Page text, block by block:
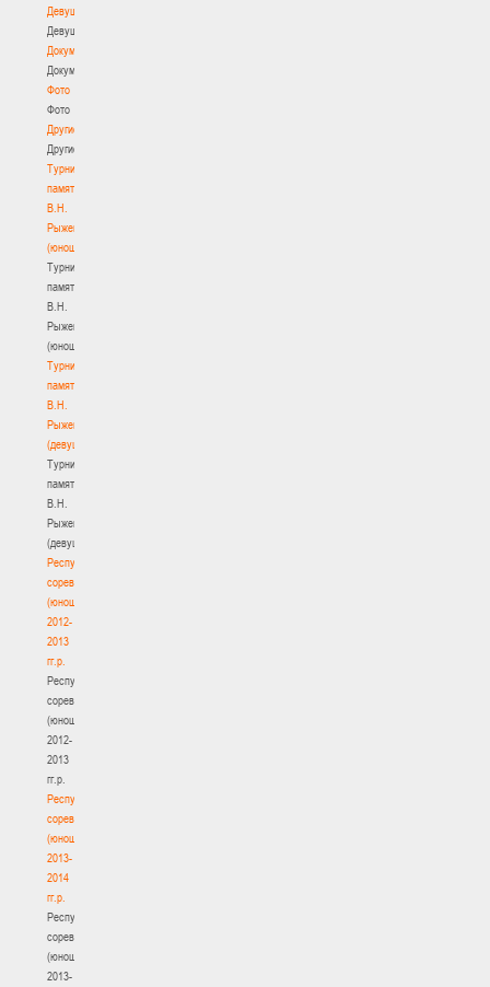
Девушки
Девушки
Документы
Документы
Фото
Фото
Другие
Другие
Турнир
памяти
В.Н.
Рыженкова
(юноши)
Турнир
памяти
В.Н.
Рыженкова
(юноши)
Турнир
памяти
В.Н.
Рыженкова
(девушки)
Турнир
памяти
В.Н.
Рыженкова
(девушки)
Республиканские
соревнования
(юноши)
2012-
2013
гг.р.
Республиканские
соревнования
(юноши)
2012-
2013
гг.р.
Республиканские
соревнования
(юноши)
2013-
2014
гг.р.
Республиканские
соревнования
(юноши)
2013-